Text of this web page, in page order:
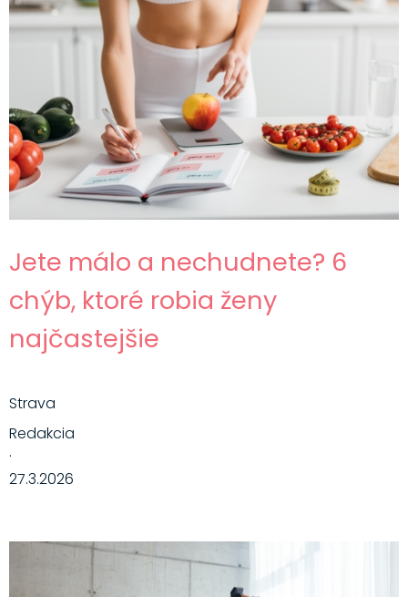
Jete málo a nechudnete? 6
chýb, ktoré robia ženy
najčastejšie
Strava
Redakcia
·
27.3.2026